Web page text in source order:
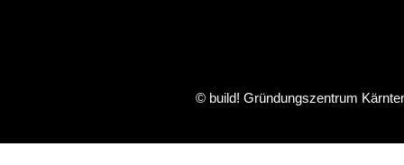
© build! Gründungszentrum